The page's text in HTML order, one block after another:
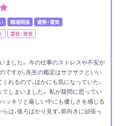
職場関係 運勢・運気
霊視・透視
ました。 今の仕事のストレスや不安が
ですが、先生の鑑定はサクサクといい
れるので、ほかにも気になっていた、
しまいました。 私が疑問に思ってい
ッキリと厳しい中にも優しさを感じる
は、後ろばかり見ず、前向きに頑張っ